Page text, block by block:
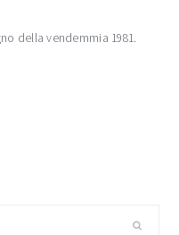
della vendemmia 1981.